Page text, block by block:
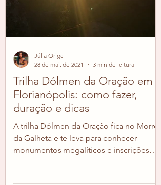
Trilha Dólmen da Oração em
Florianópolis: como fazer,
duração e dicas
A trilha Dólmen da Oração fica no Morro
da Galheta e te leva para conhecer
monumentos megalíticos e inscrições
Júlia Orige
28 de mai. de 2021
3 min de leitura